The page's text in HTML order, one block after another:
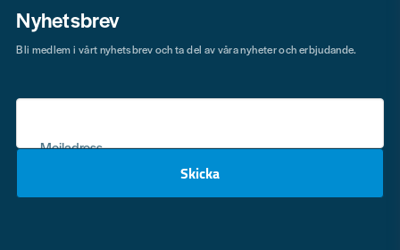
Nyhetsbrev
Mejladress
Skicka
Bli medlem i vårt nyhetsbrev och ta del av våra nyheter och erbjudande.